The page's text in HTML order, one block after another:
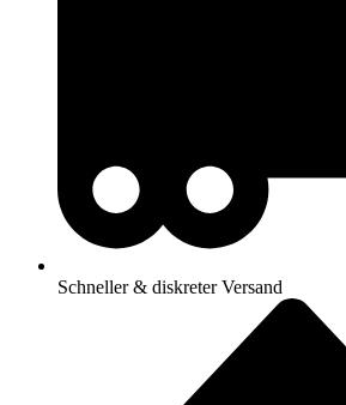
Schneller & diskreter Versand